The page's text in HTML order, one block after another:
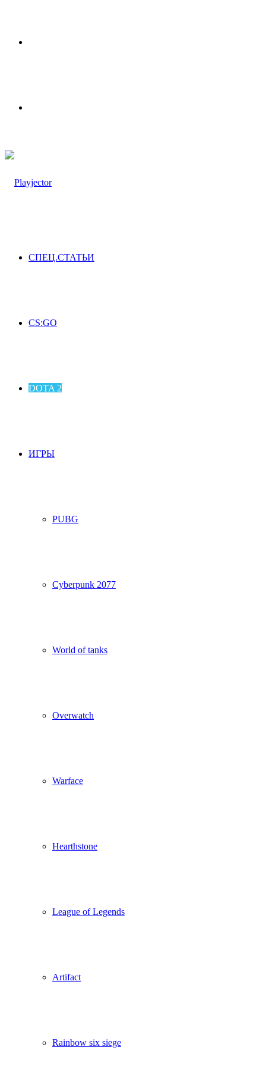
СПЕЦ.СТАТЬИ
CS:GO
DOTA 2
ИГРЫ
PUBG
Cyberpunk 2077
World of tanks
Overwatch
Warface
Hearthstone
League of Legends
Artifact
Rainbow six siege